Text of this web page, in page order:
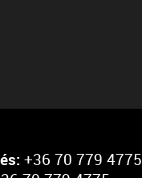
+36 70 779 4775